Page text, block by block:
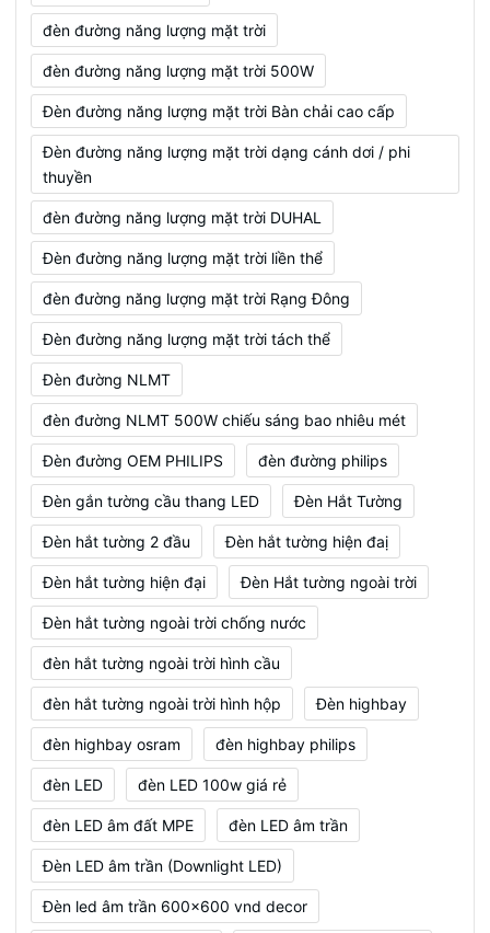
đèn đường năng lượng mặt trời
đèn đường năng lượng mặt trời 500W
Đèn đường năng lượng mặt trời Bàn chải cao cấp
Đèn đường năng lượng mặt trời dạng cánh dơi / phi
thuyền
đèn đường năng lượng mặt trời DUHAL
Đèn đường năng lượng mặt trời liền thể
đèn đường năng lượng mặt trời Rạng Đông
Đèn đường năng lượng mặt trời tách thể
Đèn đường NLMT
đèn đường NLMT 500W chiếu sáng bao nhiêu mét
Đèn đường OEM PHILIPS đèn đường philips
Đèn gắn tường cầu thang LED Đèn Hắt Tường
Đèn hắt tường 2 đầu Đèn hắt tường hiện đaị
Đèn hắt tường hiện đại Đèn Hắt tường ngoài trời
Đèn hắt tường ngoài trời chống nước
đèn hắt tường ngoài trời hình cầu
đèn hắt tường ngoài trời hình hộp Đèn highbay
đèn highbay osram đèn highbay philips
đèn LED đèn LED 100w giá rẻ
đèn LED âm đất MPE đèn LED âm trần
Đèn LED âm trần (Downlight LED)
Đèn led âm trần 600x600 vnd decor